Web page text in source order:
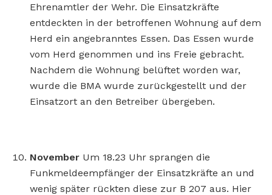
Ehrenamtler der Wehr. Die Einsatzkräfte
entdeckten in der betroffenen Wohnung auf dem
Herd ein angebranntes Essen. Das Essen wurde
vom Herd genommen und ins Freie gebracht.
Nachdem die Wohnung belüftet worden war,
wurde die BMA wurde zurückgestellt und der
Einsatzort an den Betreiber übergeben.
November Um 18.23 Uhr sprangen die
Funkmeldeempfänger der Einsatzkräfte an und
wenig später rückten diese zur B 207 aus. Hier